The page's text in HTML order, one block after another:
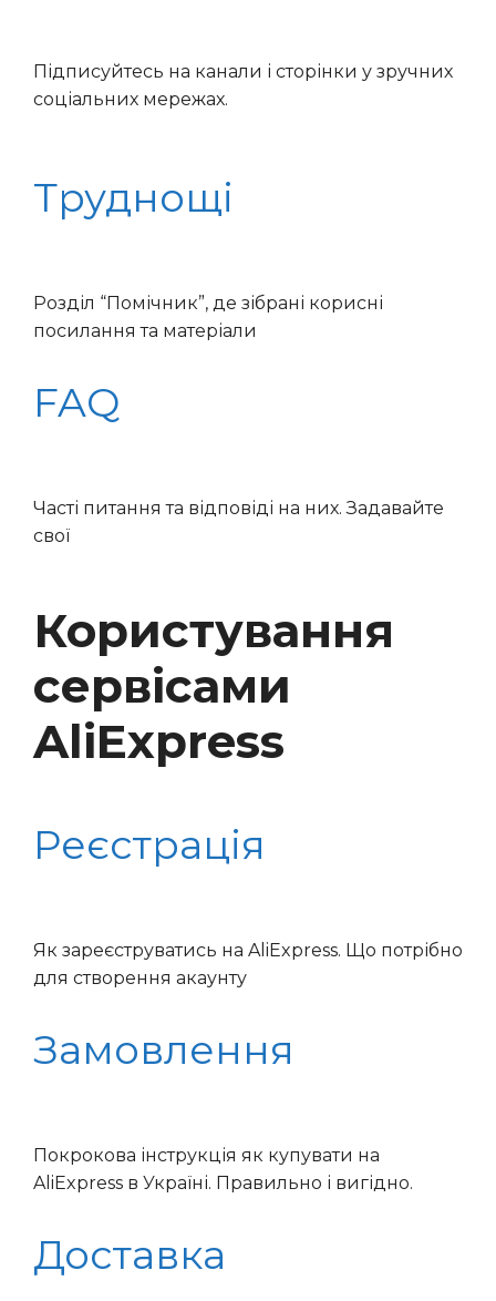
Підписуйтесь на канали і сторінки у зручних
соціальних мережах.
Труднощі
Розділ “Помічник”, де зібрані корисні
посилання та матеріали
FAQ
Часті питання та відповіді на них. Задавайте
свої
Користування
сервісами
AliExpress
Реєстрація
Як зареєструватись на AliExpress. Що потрібно
для створення акаунту
Замовлення
Покрокова інструкція як купувати на
AliExpress в Україні. Правильно і вигідно.
Доставка